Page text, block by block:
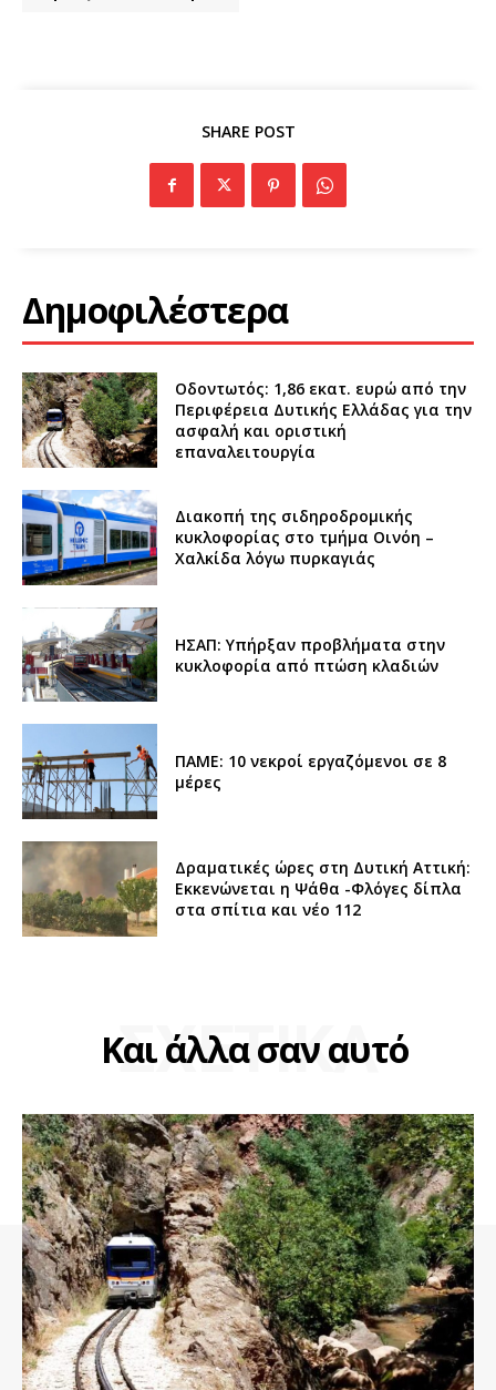
SHARE POST
Δημοφιλέστερα
Οδοντωτός: 1,86 εκατ. ευρώ από την
Περιφέρεια Δυτικής Ελλάδας για την
ασφαλή και οριστική
επαναλειτουργία
Διακοπή της σιδηροδρομικής
κυκλοφορίας στο τμήμα Οινόη –
Χαλκίδα λόγω πυρκαγιάς
ΗΣΑΠ: Υπήρξαν προβλήματα στην
κυκλοφορία από πτώση κλαδιών
ΠΑΜΕ: 10 νεκροί εργαζόμενοι σε 8
μέρες
Δραματικές ώρες στη Δυτική Αττική:
Εκκενώνεται η Ψάθα -Φλόγες δίπλα
στα σπίτια και νέο 112
Και άλλα σαν αυτό
ΣΧΕΤΙΚΑ